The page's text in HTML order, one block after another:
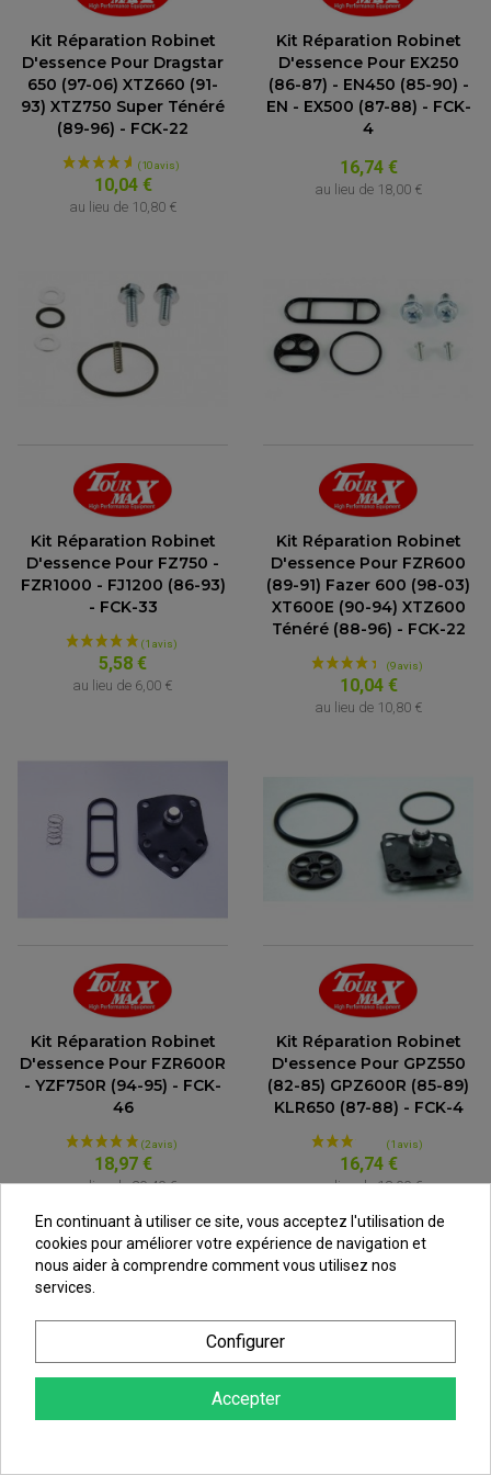
ACCESSOIRE MOTO DUCATI
ACCESSOIRE MOTO HONDA
ACCESSOIRE MOTO HUSQVARNA
ACCESSOIRE MOTO KAWASAKI
ACCESSOIRE MOTO KTM
ACCESSOIRE MOTO MV AGUSTA
ACCESSOIRE MOTO TRIUMPH
ACCESSOIRE MOTO YAMAHA
CARDAN COMPLET
CROISILLONS DE CARDAN
KIT CHAÎNE QUAD
NOIX DE CARDAN QUAD / SSV
ROULETTES DE CHAÎNE
SOUFFLET DE CARDANS
DÉCO MOTO CROSS ET ENDURO
KIT DÉCO
COUVRE RAYON
Kit Réparation Robinet
D'essence Pour Dragstar
650 (97-06) XTZ660 (91-
93) XTZ750 Super Ténéré
(89-96) - FCK-22
10,04 €
au lieu de 10,80 €
Kit Réparation Robinet
D'essence Pour EX250
(86-87) - EN450 (85-90) -
EN - EX500 (87-88) - FCK-
4
16,74 €
au lieu de 18,00 €
Kit Réparation Robinet
D'essence Pour FZ750 -
FZR1000 - FJ1200 (86-93)
- FCK-33
5,58 €
au lieu de 6,00 €
Kit Réparation Robinet
D'essence Pour FZR600
(89-91) Fazer 600 (98-03)
XT600E (90-94) XTZ600
Ténéré (88-96) - FCK-22
10,04 €
au lieu de 10,80 €
Kit Réparation Robinet
D'essence Pour FZR600R
- YZF750R (94-95) - FCK-
46
18,97 €
au lieu de20,40 €
Kit Réparation Robinet
D'essence Pour GPZ550
(82-85) GPZ600R (85-89)
KLR650 (87-88) - FCK-4
16,74 €
au lieu de18,00 €
En continuant à utiliser ce site, vous acceptez l'utilisation de
cookies pour améliorer votre expérience de navigation et
nous aider à comprendre comment vous utilisez nos
services.
Configurer
Accepter